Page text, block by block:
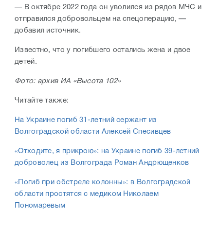
— В октябре 2022 года он уволился из рядов МЧС и
отправился добровольцем на спецоперацию, —
добавил источник.
Известно, что у погибшего остались жена и двое
детей.
Фото: архив ИА «Высота 102»
Читайте также:
На Украине погиб 31-летний сержант из
Волгоградской области Алексей Спесивцев
«Отходите, я прикрою»: на Украине погиб 39-летний
доброволец из Волгограда Роман Андрющенков
«Погиб при обстреле колонны»: в Волгоградской
области простятся с медиком Николаем
Пономаревым